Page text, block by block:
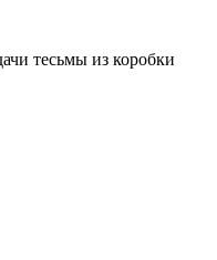
тесьмы из коробки